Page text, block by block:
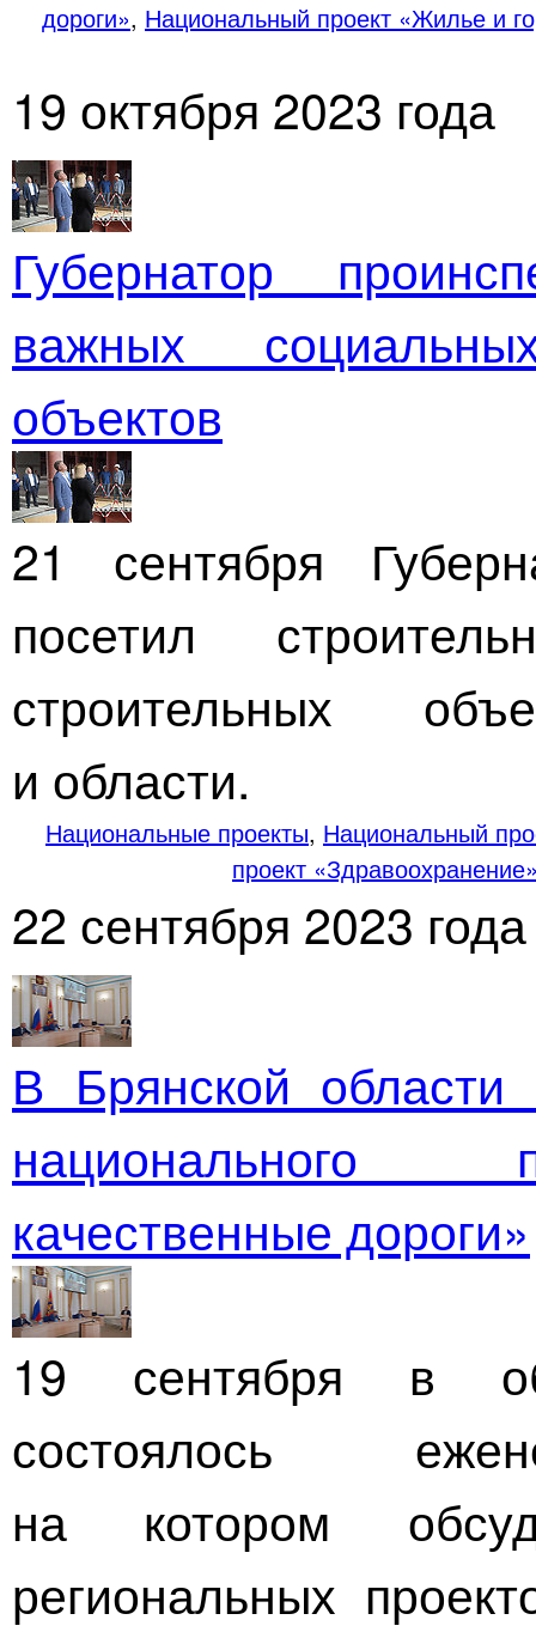
дороги», Национальный проект «Жилье и
19 октября 2023 года
Губернатор
важных
объектов
21 сентября
посетил
строительных
и области.
Национальные проекты, Национальный
проект
22 сентября 2023 года
В Брянской области
национального
качественные дороги»
19 сентября в
состоялось
на котором
региональных